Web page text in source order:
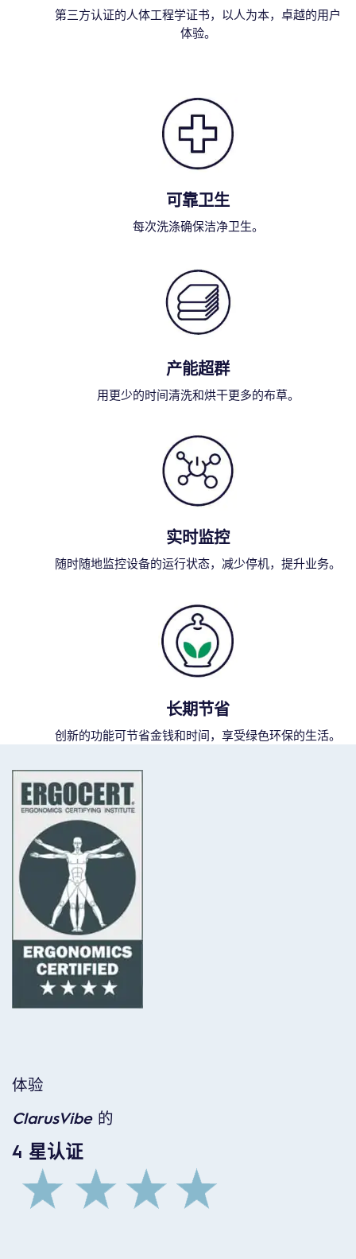
第三方认证的人体工程学证书，以人为本，卓越的用户
体验。
可靠卫生
每次洗涤确保洁净卫生。
产能超群
用更少的时间清洗和烘干更多的布草。
实时监控
随时随地监控设备的运行状态，减少停机，提升业务。
长期节省
创新的功能可节省金钱和时间，享受绿色环保的生活。
体验
ClarusVibe的
4 星认证